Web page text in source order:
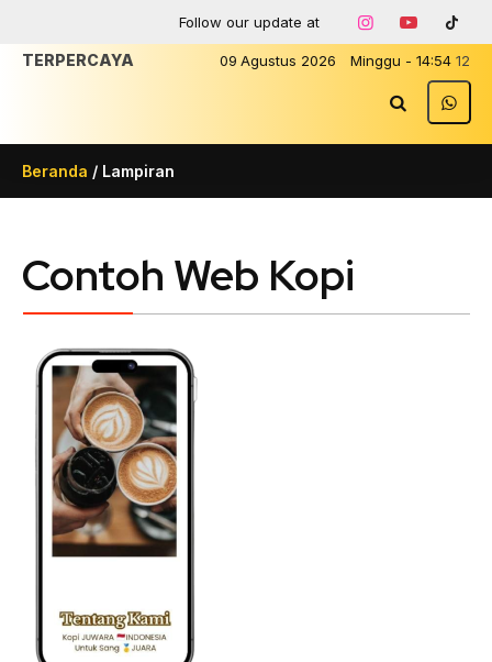
Follow our update at
09 Agustus 2026 Minggu - 14:54 12
TERPERCAYA
Beranda / Lampiran
Contoh Web Kopi